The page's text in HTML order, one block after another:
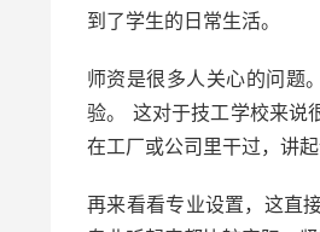
到了学生的日常生活。
师资是很多人关心的问题
验。 这对于技工学校来说
在工厂或公司里干过，讲
再来看看专业设置，这直